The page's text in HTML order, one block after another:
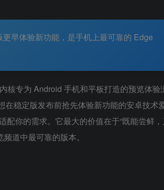
早体验新功能，是手机上最可靠的 Edge
核专为 Android 手机和平板打造的预览体验
稳定版发布前抢先体验新功能的安卓技术
配你的需求。它最大的价值在于“既能尝鲜
道中最可靠的版本。